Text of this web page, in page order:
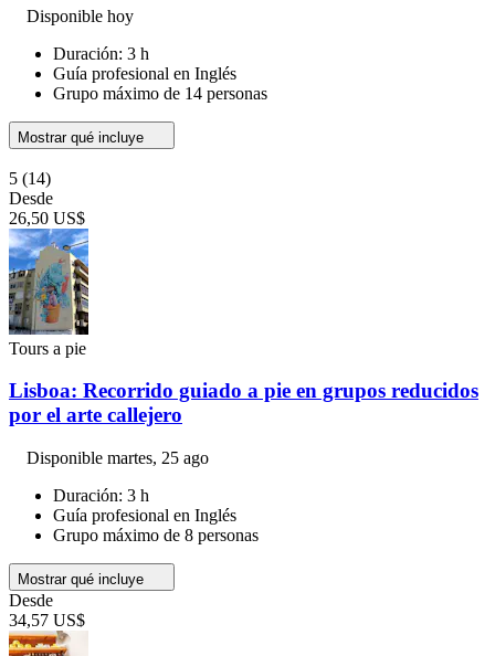
Disponible hoy
Duración: 3 h
Guía profesional en Inglés
Grupo máximo de 14 personas
Mostrar qué incluye
5 (14)
Desde
26,50 US$
Tours a pie
Lisboa: Recorrido guiado a pie en grupos reducidos
por el arte callejero
Disponible martes, 25 ago
Duración: 3 h
Guía profesional en Inglés
Grupo máximo de 8 personas
Mostrar qué incluye
Desde
34,57 US$